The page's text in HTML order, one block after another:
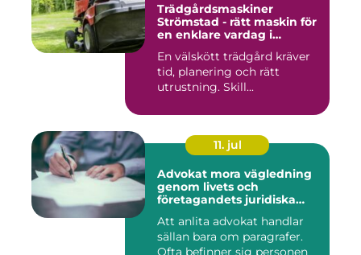
Trädgårdsmaskiner
Strömstad - rätt maskin för
en enklare vardag i
En välskött trädgård kräver
tid, planering och rätt
utrustning. Skill...
11. jul
Advokat mora vägledning
genom livets och
företagandets juridiska
Att anlita advokat handlar
sällan bara om paragrafer.
Ofta befinner sig personen